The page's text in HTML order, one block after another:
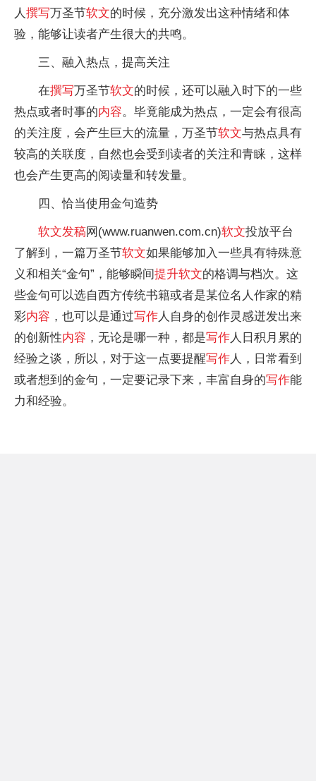
人撰写万圣节软文的时候，充分激发出这种情绪和体
验，能够让读者产生很大的共鸣。
三、融入热点，提高关注
在撰写万圣节软文的时候，还可以融入时下的一些
热点或者时事的内容。毕竟能成为热点，一定会有很高
的关注度，会产生巨大的流量，万圣节软文与热点具有
较高的关联度，自然也会受到读者的关注和青睐，这样
也会产生更高的阅读量和转发量。
四、恰当使用金句造势
软文发稿网(www.ruanwen.com.cn)软文投放平台
了解到，一篇万圣节软文如果能够加入一些具有特殊意
义和相关“金句”，能够瞬间提升软文的格调与档次。这
些金句可以选自西方传统书籍或者是某位名人作家的精
彩内容 ，也可以是通过写作人自身的创作灵感迸发出来
的创新性内容 ，无论是哪一种，都是写作人日积月累的
经验之谈，所以，对于这一点要提醒写作人，日常看到
或者想到的金句，一定要记录下来，丰富自身的写作能
力和经验。